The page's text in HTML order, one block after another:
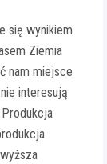
się wynikiem
Ziemia
nam miejsce
interesują